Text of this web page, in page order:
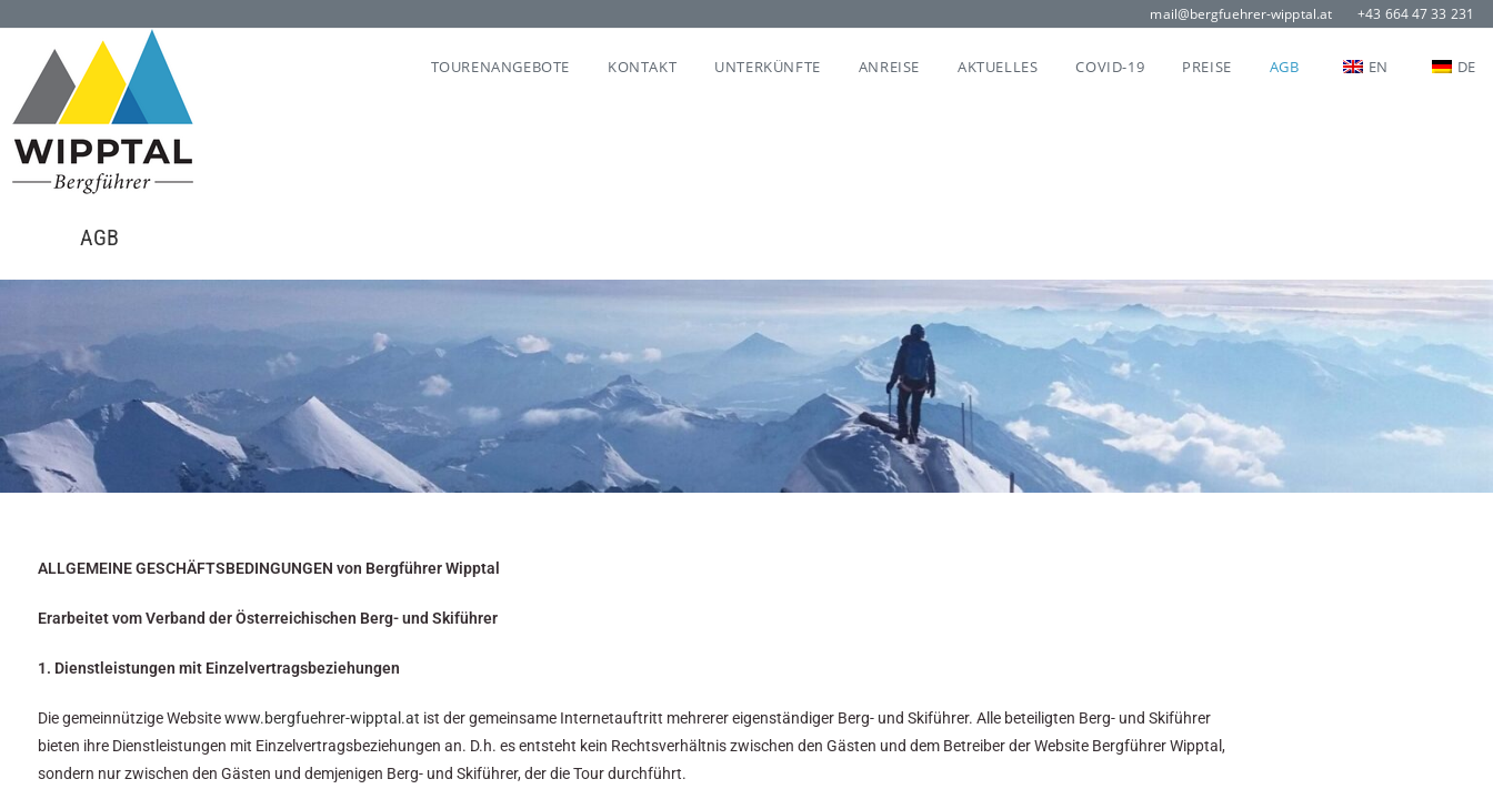
mail@bergfuehrer-wipptal.at +43 664 47 33 231
TOURENANGEBOTE KONTAKT UNTERKÜNFTE ANREISE AKTUELLES COVID-19 PREISE AGB EN DE
AGB
ALLGEMEINE GESCHÄFTSBEDINGUNGEN von Bergführer Wipptal
Erarbeitet vom Verband der Österreichischen Berg- und Skiführer
1. Dienstleistungen mit Einzelvertragsbeziehungen
Die gemeinnützige Websitewww.bergfuehrer-wipptal.at ist der gemeinsame Internetauftritt mehrerer eigenständiger Berg- und Skiführer. Alle beteiligten Berg- und Skiführer
bieten ihre Dienstleistungen mit Einzelvertragsbeziehungen an. D.h. es entsteht kein Rechtsverhältnis zwischen den Gästen und dem Betreiber der Website Bergführer Wipptal,
sondern nur zwischen den Gästen und demjenigen Berg- und Skiführer, der die Tour durchführt.